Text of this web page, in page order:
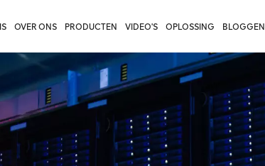
OVER ONS PRODUCTEN VIDEO'S OPLOSSING BLOGGEN